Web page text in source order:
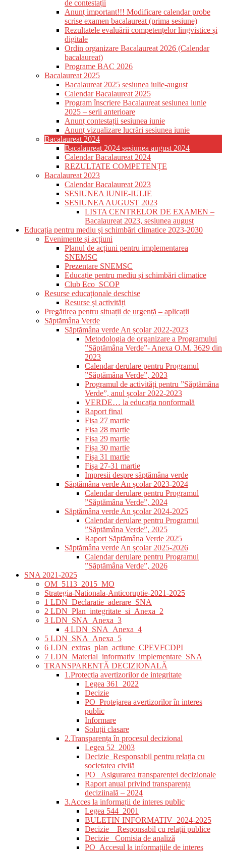
de contestații
Anunț important!!! Modificare calendar probe
scrise examen bacalaureat (prima sesiune)
Rezultatele evaluării competențelor lingvistice și
digitale
Ordin organizare Bacalaureat 2026 (Calendar
bacalaureat)
Programe BAC 2026
Bacalaureat 2025
Bacalaureat 2025 sesiunea iulie-august
Calendar Bacalaureat 2025
Program înscriere Bacalaureat sesiunea iunie
2025 – serii anterioare
Anunț contestații sesiunea iunie
Anunț vizualizare lucrări sesiunea iunie
Bacalaureat 2024
Bacalaureat 2024 sesiunea august 2024
Calendar Bacalaureat 2024
REZULTATE COMPETENȚE
Bacalaureat 2023
Calendar Bacalaureat 2023
SESIUNEA IUNIE-IULIE
SESIUNEA AUGUST 2023
LISTA CENTRELOR DE EXAMEN –
Bacalaureat 2023, sesiunea august
Educația pentru mediu și schimbări climatice 2023-2030
Evenimente și acțiuni
Planul de acțiuni pentru implementarea
SNEMSC
Prezentare SNEMSC
Educație pentru mediu și schimbări climatice
Club Eco_SCOP
Resurse educaționale deschise
Resurse și activități
Pregătirea pentru situații de urgență – aplicații
Săptămâna Verde
Săptămâna verde An școlar 2022-2023
Metodologia de organizare a Programului
”Săptămâna Verde”- Anexa O.M. 3629 din
2023
Calendar derulare pentru Programul
”Săptămâna Verde”, 2023
Programul de activități pentru ”Săptămâna
Verde”, anul școlar 2022-2023
VERDE… la educația nonformală
Raport final
Fișa 27 martie
Fișa 28 martie
Fișa 29 martie
Fișa 30 martie
Fișa 31 martie
Fișa 27-31 martie
Impresii despre săptămâna verde
Săptămâna verde An școlar 2023-2024
Calendar derulare pentru Programul
”Săptămâna Verde”, 2024
Săptămâna verde An școlar 2024-2025
Calendar derulare pentru Programul
”Săptămâna Verde”, 2025
Raport Săptămâna Verde 2025
Săptămâna verde An școlar 2025-2026
Calendar derulare pentru Programul
”Săptămâna Verde”, 2026
SNA 2021-2025
OM_5113_2015_MO
Strategia-Nationala-Anticoruptie-2021-2025
1 LDN_Declaratie_aderare_SNA
2 LDN_Plan_integritate_si_Anexa_2
3 LDN_SNA_Anexa_3
4 LDN_SNA_Anexa_4
5 LDN_SNA_Anexa_5
6 LDN_extras_plan_actiune_CPEVFCDPI
7 LDN_Material_informativ_implementare_SNA
TRANSPARENȚĂ DECIZIONALĂ
1.Protecția avertizorilor de integritate
Legea 361_2022
Decizie
PO_Protejarea avertizorilor în interes
public
Informare
Soluții clasare
2.Transparența în procesul decizional
Legea 52_2003
Decizie_Responsabil pentru relația cu
societatea civilă
PO_ Asigurarea transparenței decizionale
Raport anual privind transparența
deciziinală – 2024
3.Acces la informații de interes public
Legea 544_2001
BULETIN INFORMATIV_2024-2025
Decizie _ Responsabil cu relații publice
Decizie_ Comisia de analiză
PO_Accesul la informațiile de interes